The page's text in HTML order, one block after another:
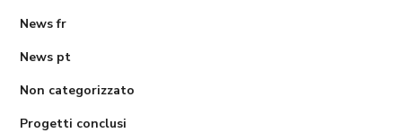
News fr
News pt
Non categorizzato
Progetti conclusi